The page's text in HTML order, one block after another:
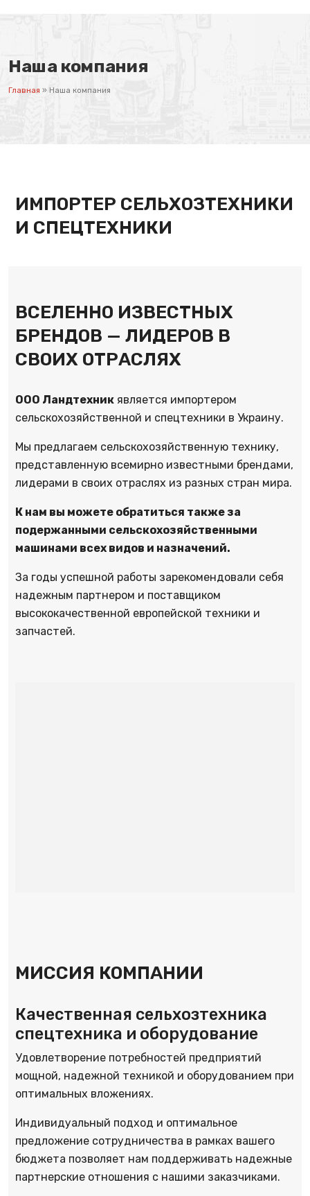
Наша компания
Главная » Наша компания
ИМПОРТЕР СЕЛЬХОЗТЕХНИКИ
И СПЕЦТЕХНИКИ
ВСЕЛЕННО ИЗВЕСТНЫХ
БРЕНДОВ — ЛИДЕРОВ В
СВОИХ ОТРАСЛЯХ
ООО Ландтехник является импортером
сельскохозяйственной и спецтехники в Украину.
Мы предлагаем сельскохозяйственную технику,
представленную всемирно известными брендами,
лидерами в своих отраслях из разных стран мира.
К нам вы можете обратиться также за
подержанными сельскохозяйственными
машинами всех видов и назначений.
За годы успешной работы зарекомендовали себя
надежным партнером и поставщиком
высококачественной европейской техники и
запчастей.
МИССИЯ КОМПАНИИ
Качественная сельхозтехника
спецтехника и оборудование
Удовлетворение потребностей предприятий
мощной, надежной техникой и оборудованием при
оптимальных вложениях.
Индивидуальный подход и оптимальное
предложение сотрудничества в рамках вашего
бюджета позволяет нам поддерживать надежные
партнерские отношения с нашими заказчиками.